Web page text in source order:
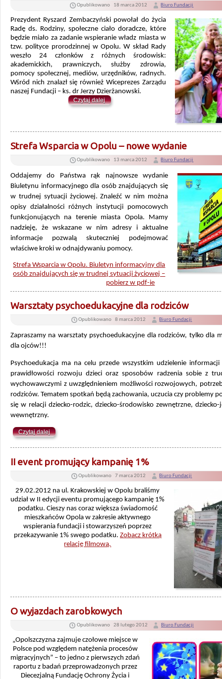
Opublikowano 18 marca 2012 Biuro Fundacji
Prezydent Ryszard Zembaczyński powołał do życia
Radę ds. Rodziny, społeczne ciało doradcze, które
będzie miało za zadanie wspieranie władz miasta w
tzw. polityce prorodzinnej w Opolu. W skład Rady
weszło 24 członków z różnych środowisk:
akademickich, prawniczych, służby zdrowia,
pomocy społecznej, mediów, urzędników, radnych.
Wśród nich znalazł się również Wiceprezes Zarządu
naszej Fundacji – ks. dr Jerzy Dzierżanowski.
Czytaj dalej
Strefa Wsparcia w Opolu – nowe wydanie
Opublikowano 13 marca 2012 Biuro Fundacji
Oddajemy do Państwa rąk najnowsze wydanie
Biuletynu informacyjnego dla osób znajdujących się
w trudnej sytuacji życiowej. Znaleźć w nim można
opisy działalności różnych instytucji pomocowych
funkcjonujących na terenie miasta Opola. Mamy
nadzieję, że wskazane w nim adresy i aktualne
informacje pozwalą skuteczniej podejmować
właściwe kroki w odnajdywaniu pomocy.
Strefa Wsparcia w Opolu. Biuletyn informacyjny dla
osób znajdujących się w trudnej sytuacji życiowej –
pobierz w pdf-ie
Warsztaty psychoedukacyjne dla rodziców
Opublikowano 8 marca 2012 Biuro Fundacji
Zapraszamy na warsztaty psychoedukacyjne dla rodziców, tylko dla
dla ojców!!!
Psychoedukacja ma na celu przede wszystkim udzielenie
prawidłowości rozwoju dzieci oraz sposobów radzenia sobie z
wychowawczymi z uwzględnieniem możliwości rozwojowych,
rodziców. Tematem spotkań będą zachowania, uczucia czy problemy
się w relacji dziecko-rodzic, dziecko-środowisko zewnętrzne,
wewnętrzny.
Czytaj dalej
II event promujący kampanię 1%
Opublikowano 7 marca 2012 Biuro Fundacji
29.02.2012 na ul. Krakowskiej w Opolu braliśmy
udział w II edycji eventu promującego kampanię 1%
podatku. Cieszy nas coraz większa świadomość
mieszkańców Opola w zakresie aktywnego
wspierania fundacji i stowarzyszeń poprzez
przekazywanie 1% swego podatku. Zobacz krótką
relację filmową.
O wyjazdach zarobkowych
Opublikowano 28 lutego 2012 Biuro Fundacji
„Opolszczyzna zajmuje czołowe miejsce w
Polsce pod względem natężenia procesów
migracyjnych” – to jedno z pierwszych zdań
raportu z badań przeprowadzonych przez
Diecezjalną Fundację Ochrony Życia i